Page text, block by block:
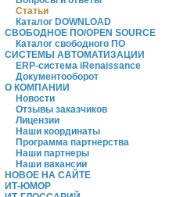
Статьи
Каталог DOWNLOAD
СВОБОДНОЕ ПО/OPEN SOURCE
Каталог свободного ПО
СИСТЕМЫ АВТОМАТИЗАЦИИ
ERP-система iRenaissance
Документооборот
О КОМПАНИИ
Новости
Отзывы заказчиков
Лицензии
Наши координаты
Программа партнерства
Наши партнеры
Наши вакансии
НОВОЕ НА САЙТЕ
ИТ-ЮМОР